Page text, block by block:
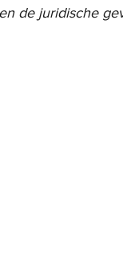
de juridische